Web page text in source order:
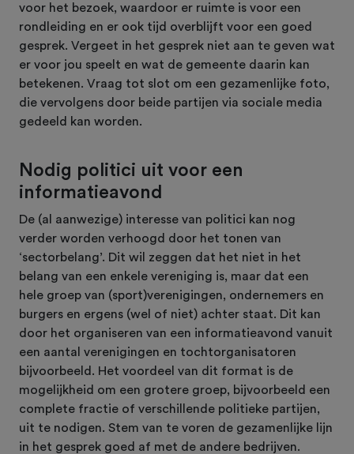
voor het bezoek, waardoor er ruimte is voor een
rondleiding en er ook tijd overblijft voor een goed
gesprek. Vergeet in het gesprek niet aan te geven wat
er voor jou speelt en wat de gemeente daarin kan
betekenen. Vraag tot slot om een gezamenlijke foto,
die vervolgens door beide partijen via sociale media
gedeeld kan worden.
Nodig politici uit voor een
informatieavond
De (al aanwezige) interesse van politici kan nog
verder worden verhoogd door het tonen van
‘sectorbelang’. Dit wil zeggen dat het niet in het
belang van een enkele vereniging is, maar dat een
hele groep van (sport)verenigingen, ondernemers en
burgers en ergens (wel of niet) achter staat. Dit kan
door het organiseren van een informatieavond vanuit
een aantal verenigingen en tochtorganisatoren
bijvoorbeeld. Het voordeel van dit format is de
mogelijkheid om een grotere groep, bijvoorbeeld een
complete fractie of verschillende politieke partijen,
uit te nodigen. Stem van te voren de gezamenlijke lijn
in het gesprek goed af met de andere bedrijven.